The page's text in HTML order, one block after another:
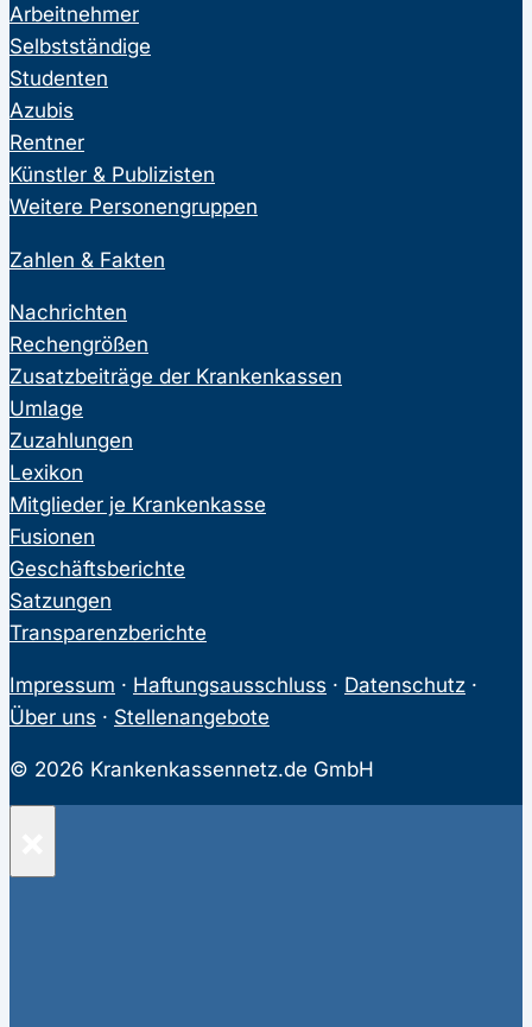
Arbeitnehmer
Selbstständige
Studenten
Azubis
Rentner
Künstler & Publizisten
Weitere Personengruppen
Zahlen & Fakten
Nachrichten
Rechengrößen
Zusatzbeiträge der Krankenkassen
Umlage
Zuzahlungen
Lexikon
Mitglieder je Krankenkasse
Fusionen
Geschäftsberichte
Satzungen
Transparenzberichte
Impressum · Haftungsausschluss · Datenschutz ·
Über uns · Stellenangebote
© 2026 Krankenkassennetz.de GmbH